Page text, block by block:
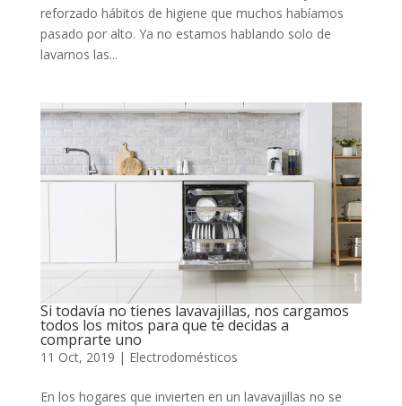
reforzado hábitos de higiene que muchos habíamos
pasado por alto. Ya no estamos hablando solo de
lavarnos las...
Si todavía no tienes lavavajillas, nos cargamos
todos los mitos para que te decidas a
comprarte uno
11 Oct, 2019 | Electrodomésticos
En los hogares que invierten en un lavavajillas no se